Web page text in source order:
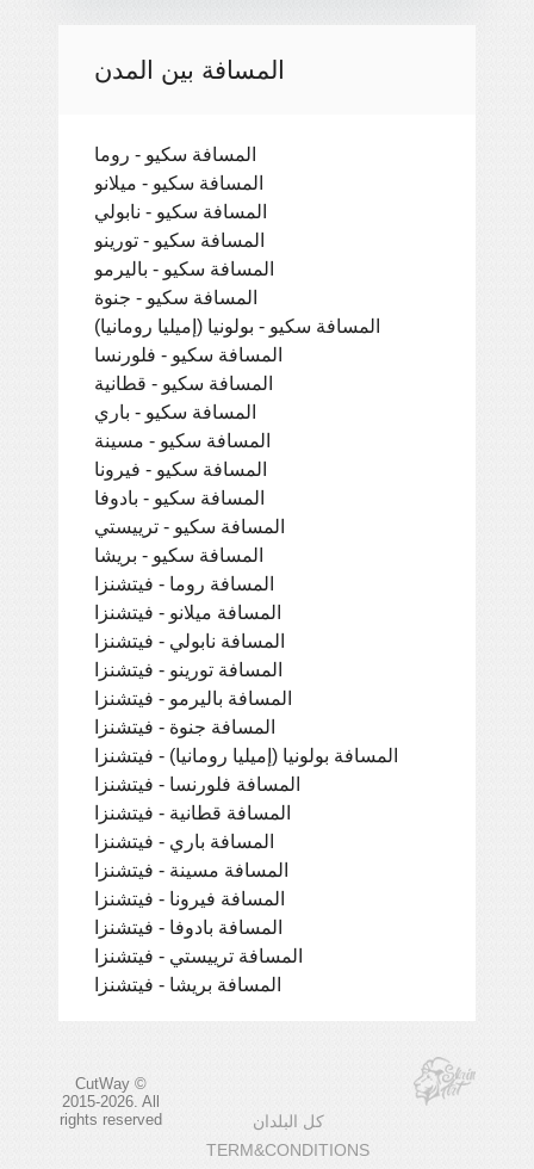
المسافة بين المدن
المسافة سكيو - روما
المسافة سكيو - ميلانو
المسافة سكيو - نابولي
المسافة سكيو - تورينو
المسافة سكيو - باليرمو
المسافة سكيو - جنوة
المسافة سكيو - بولونيا (إميليا رومانيا)
المسافة سكيو - فلورنسا
المسافة سكيو - قطانية
المسافة سكيو - باري
المسافة سكيو - مسينة
المسافة سكيو - فيرونا
المسافة سكيو - بادوفا
المسافة سكيو - ترييستي
المسافة سكيو - بريشا
المسافة روما - فيتشنزا
المسافة ميلانو - فيتشنزا
المسافة نابولي - فيتشنزا
المسافة تورينو - فيتشنزا
المسافة باليرمو - فيتشنزا
المسافة جنوة - فيتشنزا
المسافة بولونيا (إميليا رومانيا) - فيتشنزا
المسافة فلورنسا - فيتشنزا
المسافة قطانية - فيتشنزا
المسافة باري - فيتشنزا
المسافة مسينة - فيتشنزا
المسافة فيرونا - فيتشنزا
المسافة بادوفا - فيتشنزا
المسافة ترييستي - فيتشنزا
المسافة بريشا - فيتشنزا
CutWay ©
2015-2026. All
rights reserved
كل البلدان
TERM&CONDITIONS